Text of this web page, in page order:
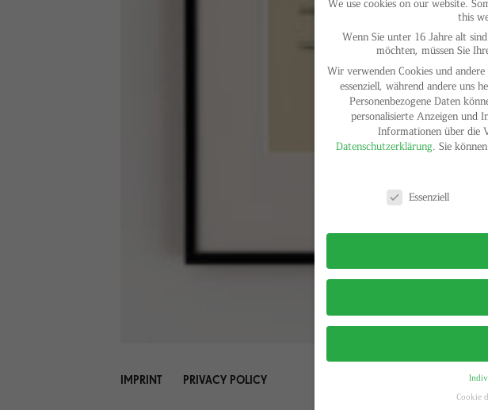
IMPRINT PRIVACY POLICY
this
Wenn Sie unter 16 Jahre alt
möchten, müssen Sie
Wir verwenden Cookies und
essenziell, während andere uns
Personenbezogene Daten
personalisierte Anzeigen und
Informationen über die
Datenschutzerklärung. Sie
Essenziell
Cookie